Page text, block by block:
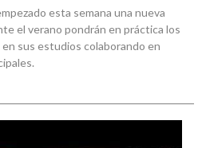
esta semana una nueva
el verano pondrán en práctica los
sus estudios colaborando en